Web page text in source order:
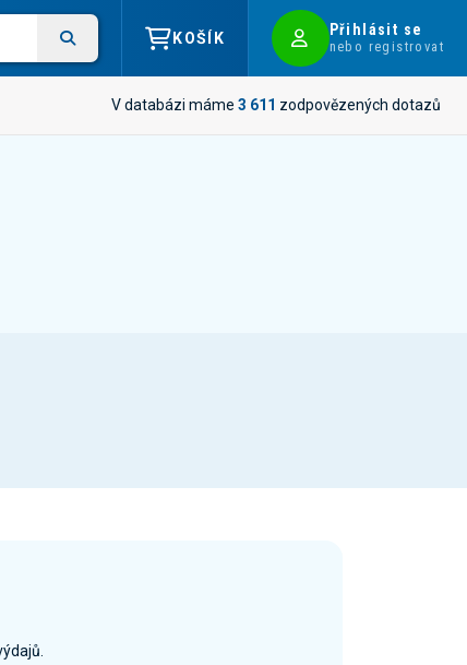
KOŠÍK Přihlásit se
nebo registrovat
V databázi máme 3 611 zodpovězených dotazů